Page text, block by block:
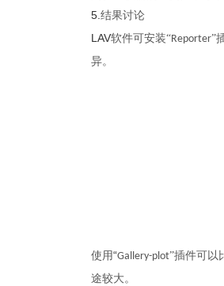
5. 结果讨论
LAV软件可安装“Reporter”
异。
使用“Gallery-plot”插件可以
途较大。